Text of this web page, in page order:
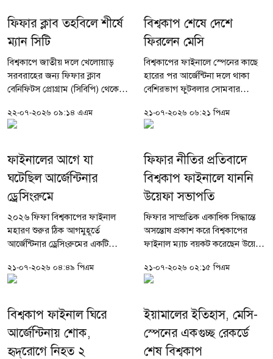
ফিফার ক্লাব তহবিলে শীর্ষে
ম্যান সিটি
বিশ্বকাপে জাতীয় দলে খেলোয়াড়
সরবরাহের জন্য ফিফার ক্লাব
বেনিফিটস প্রোগ্রাম (সিবিপি) থেকে
যাচ্ছে ইংলিশ ক্লাব ম্যানচেস্টার সিটি।
যুক্তরাষ্ট্রভিত্তিক...
২২-০৭-২০২৬ ০৯:১৪ এএম
বিশ্বকাপ শেষে দেশে
ফিরলেন মেসি
বিশ্বকাপের ফাইনালে স্পেনের কাছে
হারের পর আর্জেন্টিনা দলে থাকা
বেশিরভাগ ফুটবলার সোমবার
যুক্তরাষ্ট্রে অবস্থান করছিলেন অধিনায়ক
লিওনেল মেসি। এবার তিনিও নিজ
২১-০৭-২০২৬ ০৬:২১ পিএম
ফাইনালের আগে যা
ঘটেছিল আর্জেন্টিনার
ড্রেসিংরুমে
২০২৬ ফিফা বিশ্বকাপের ফাইনাল
মহারণ শুরুর ঠিক আগমুহূর্তে
আর্জেন্টিনার ড্রেসিংরুমের একটি
যোগাযোগমাধ্যম ও ফুটবল বিশ্বে
তুমুল শোরগোল পড়ে গেছে। নিউ
২১-০৭-২০২৬ ০৪:৪৯ পিএম
ফিফার নীতির প্রতিবাদে
বিশ্বকাপ ফাইনালে যাননি
উয়েফা সভাপতি
ফিফার সাম্প্রতিক একাধিক সিদ্ধান্তে
অসন্তোষ প্রকাশ করে বিশ্বকাপের
ফাইনাল ম্যাচ বয়কট করেছেন উয়েফা
উদ্বোধনী ম্যাচ উপলক্ষে মেক্সিকো
সিটিতে উপস্থিত থাকলেও...
২১-০৭-২০২৬ ০২:১৫ পিএম
বিশ্বকাপ ফাইনাল ঘিরে
আর্জেন্টিনায় শোক,
হৃদ্‌রোগে নিহত ২
ইয়ামালের ইতিহাস, মেসি-
স্পেনের একগুচ্ছ রেকর্ডে
শেষ বিশ্বকাপ